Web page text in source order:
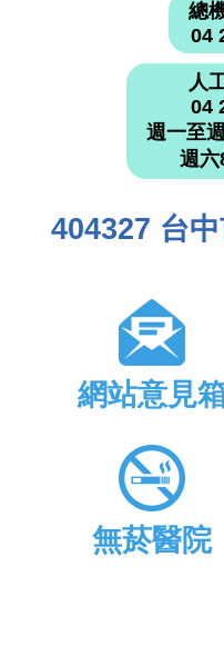
總
04
人
04
週一至
週
404327 台
網站意見
無菸醫院